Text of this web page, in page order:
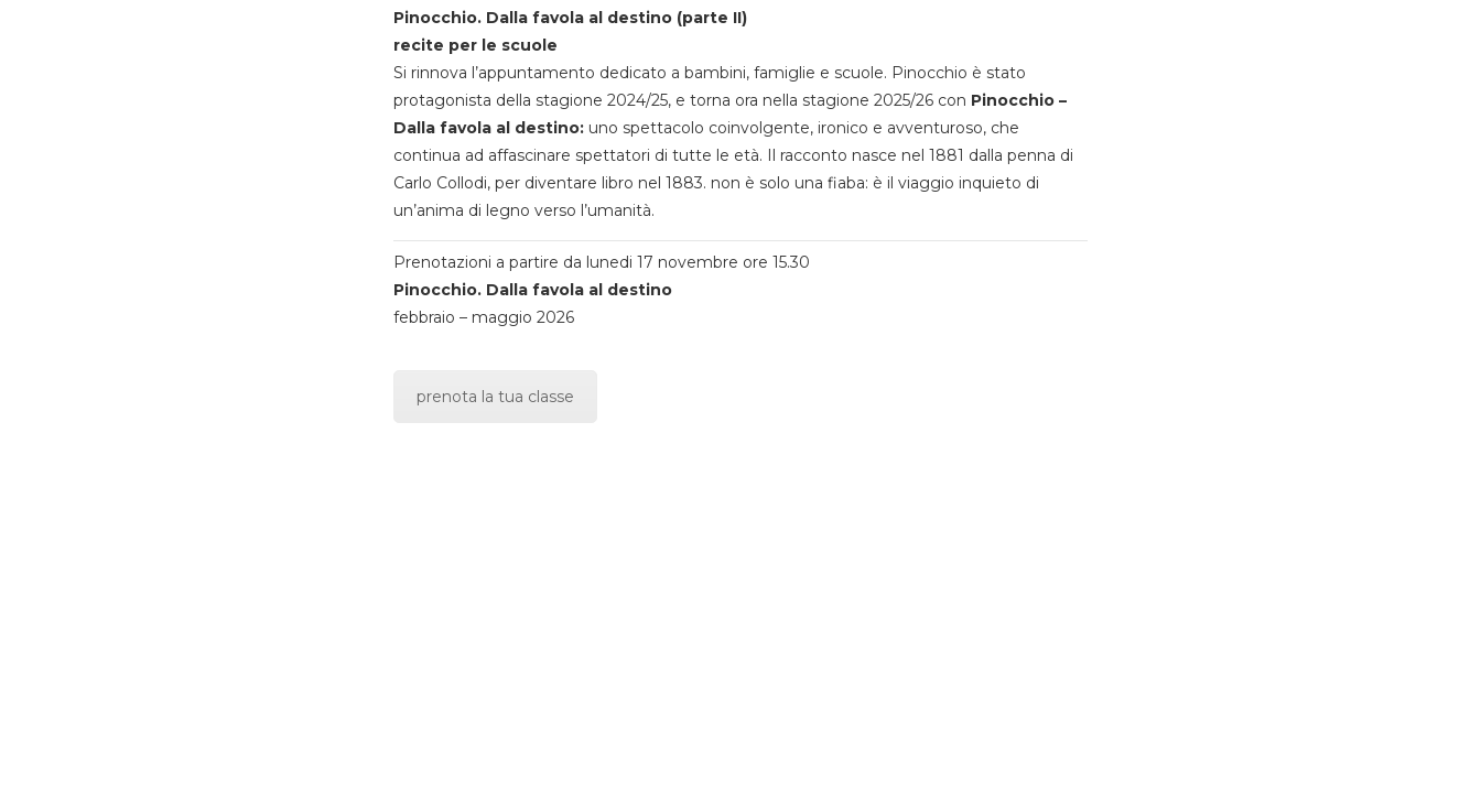
Pinocchio. Dalla favola al destino (parte II)
recite per le scuole
Si rinnova l’appuntamento dedicato a bambini, famiglie e scuole. Pinocchio è stato
protagonista della stagione 2024/25, e torna ora nella stagione 2025/26 con Pinocchio –
Dalla favola al destino:uno spettacolo coinvolgente, ironico e avventuroso, che
continua ad affascinare spettatori di tutte le età. Il racconto nasce nel 1881 dalla penna di
Carlo Collodi, per diventare libro nel 1883. non è solo una fiaba: è il viaggio inquieto di
un’anima di legno verso l’umanità.
Prenotazioni a partire da lunedi 17 novembre ore 15.30
Pinocchio. Dalla favola al destino
febbraio – maggio 2026
prenota la tua classe